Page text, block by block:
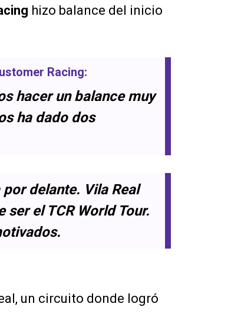
hizo balance del inicio
Racing:
hacer un balance muy
ha dado dos
delante. Vila Real
el TCR World Tour.
un circuito donde logró